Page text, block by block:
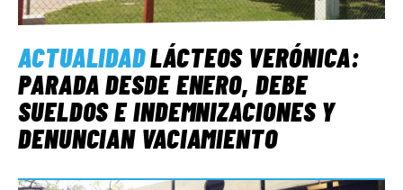
ACTUALIDADLÁCTEOS VERÓNICA:
PARADA DESDE ENERO, DEBE
SUELDOS E INDEMNIZACIONES Y
DENUNCIAN VACIAMIENTO